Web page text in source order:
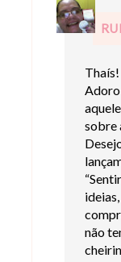
Thaís!
sobre
não